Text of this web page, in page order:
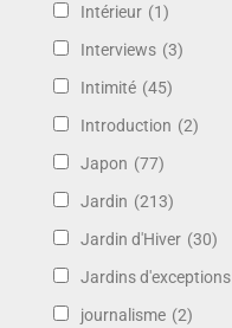
Intérieur (1)
Interviews (3)
Intimité (45)
Introduction (2)
Japon (77)
Jardin (213)
Jardin d'Hiver (30)
Jardins d'exceptions
journalisme (2)